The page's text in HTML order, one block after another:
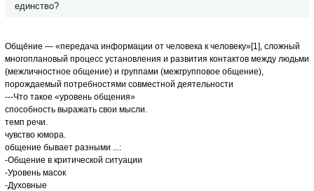
единство?
Обще́ние — «передача информации от человека к человеку»[1], сложный
многоплановый процесс установления и развития контактов между людьми
(межличностное общение) и группами (межгрупповое общение),
порождаемый потребностями совместной деятельности
---Что такое «уровень общения»
способность выражать свои мысли.
темп речи.
чувство юмора.
общение бывает разными ...:
-Общение в критической ситуации
-Уровень масок
-Духовные